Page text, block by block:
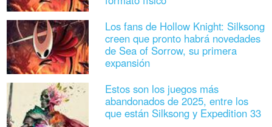
Los fans de Hollow Knight: Silksong
creen que pronto habrá novedades
de Sea of Sorrow, su primera
expansión
Estos son los juegos más
abandonados de 2025, entre los
que están Silksong y Expedition 33